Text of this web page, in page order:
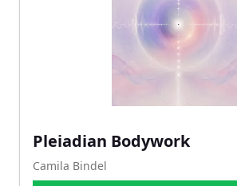
Pleiadian Bodywork
Camila Bindel